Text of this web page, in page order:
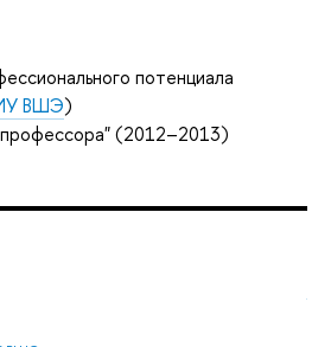
потенциала
ВШЭ)
(2012–2013)